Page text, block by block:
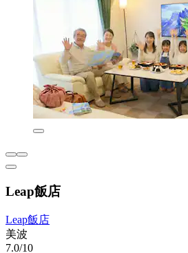
Leap飯店
Leap飯店
美波
7.0/10